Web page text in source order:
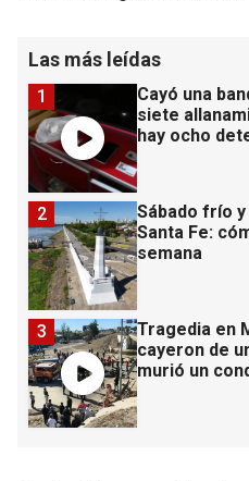
Las más leídas
Cayó una
siete
hay ocho
1
Sábado frío
Santa Fe:
semana
2
Tragedia en
cayeron de
murió un
3